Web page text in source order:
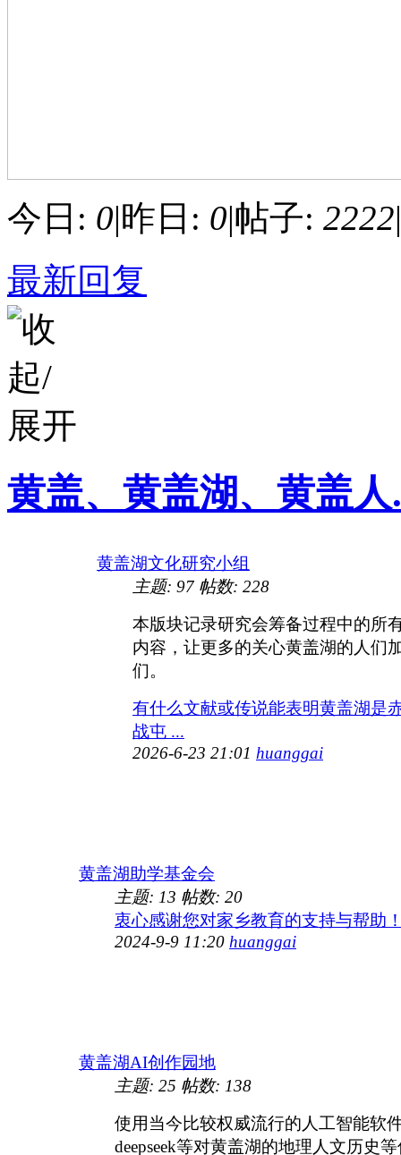
今日: 0|昨日: 0|帖子: 2222|
最新回复
黄盖、黄盖湖、黄盖人
黄盖湖文化研究小组
主题: 97 帖数: 228
本版块记录研究会筹备过程中的所
内容，让更多的关心黄盖湖的人们
们。
有什么文献或传说能表明黄盖湖是
战屯 ...
2026-6-23 21:01 huanggai
黄盖湖助学基金会
主题: 13 帖数: 20
衷心感谢您对家乡教育的支持与帮助
2024-9-9 11:20 huanggai
黄盖湖AI创作园地
主题: 25 帖数: 138
使用当今比较权威流行的人工智能软
deepseek等对黄盖湖的地理人文历史